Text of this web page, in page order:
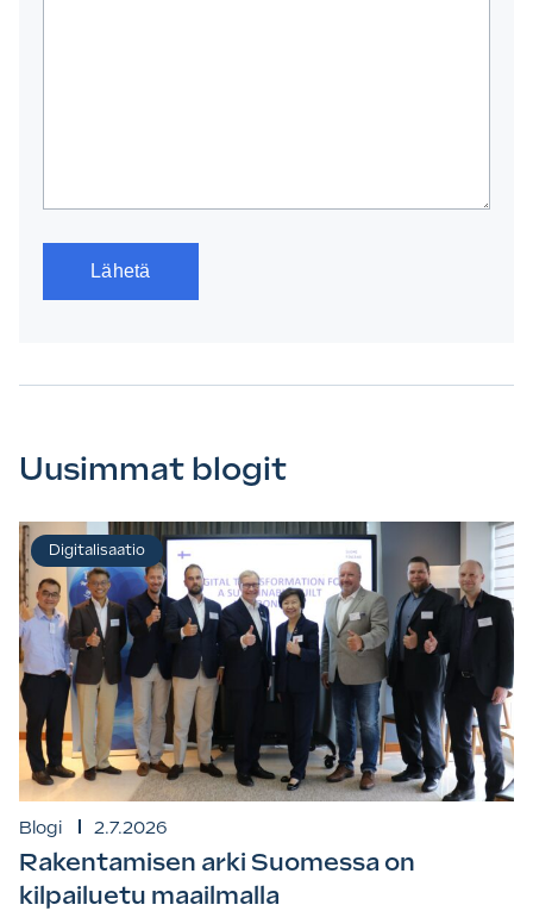
Uusimmat blogit
Blogi 2.7.2026
Rakentamisen arki Suomessa on
kilpailuetu maailmalla
Digitalisaatio